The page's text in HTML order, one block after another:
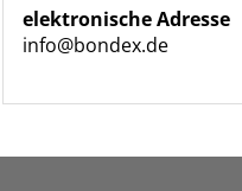
elektronische Adresse
info@bondex.de